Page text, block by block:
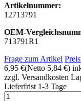
Artikelnummer:
12713791
OEM-
713791R1
Frage zum Artikel
6,95 €(Netto 5,84 €)
zzgl. Versandkosten
Lieferfrist 1-3 Tage